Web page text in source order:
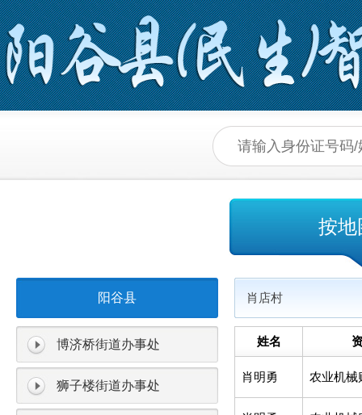
按地
阳谷县
博济桥街道办事处
狮子楼街道办事处
肖店村
姓名
肖明勇 农业机械